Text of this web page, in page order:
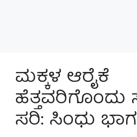
ಮಕ್ಕಳ ಆರೈಕೆ
ಹೆತ್ತವರಿಗೊಂದು
ಸರಿ: ಸಿಂಧು